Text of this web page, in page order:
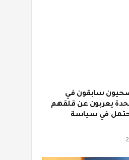
سابقون في
يعربون عن قلقهم
في سياسة